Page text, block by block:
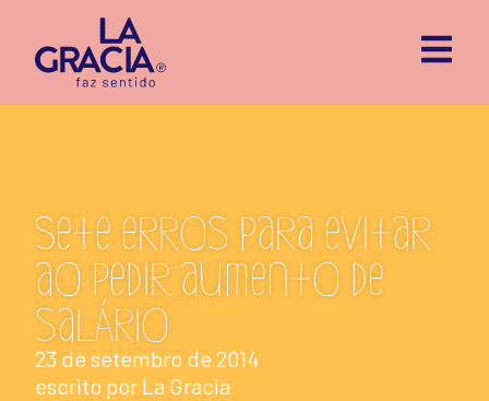
Sete erros para evitar
ao pedir aumento de
salário
23 de setembro de 2014
escrito por La Gracia